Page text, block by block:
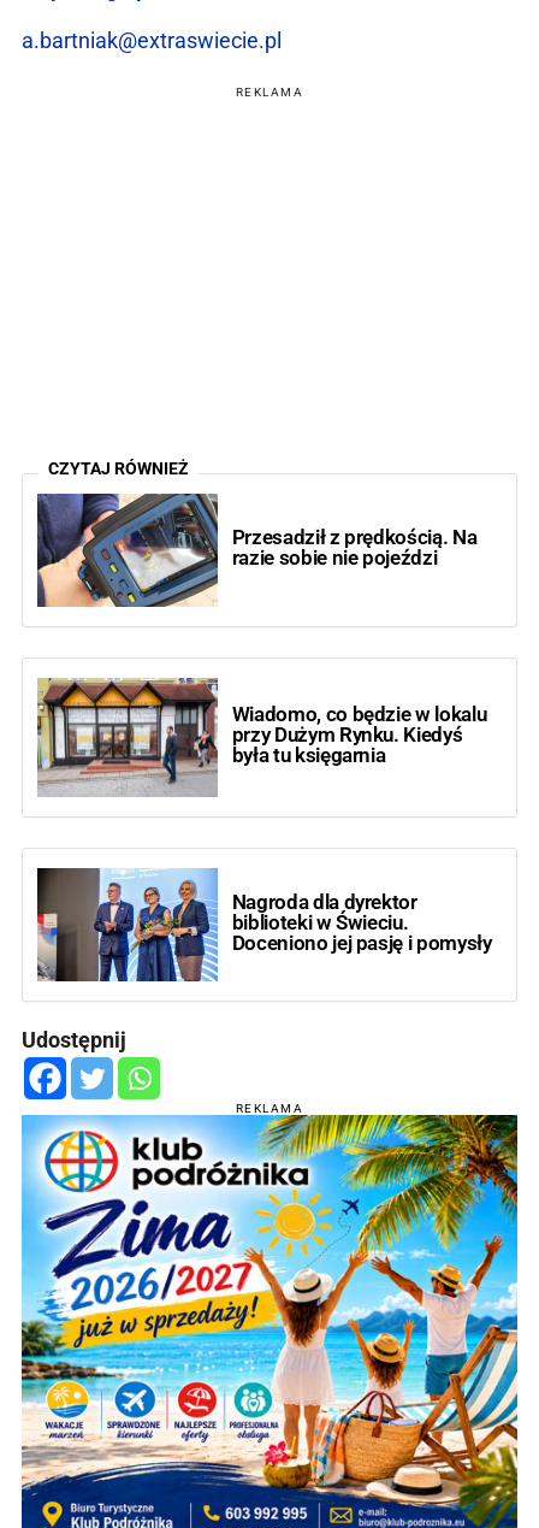
a.bartniak@extraswiecie.pl
REKLAMA
CZYTAJ RÓWNIEŻ
Przesadził z prędkością. Na
razie sobie nie pojeździ
Wiadomo, co będzie w lokalu
przy Dużym Rynku. Kiedyś
była tu księgarnia
Nagroda dla dyrektor
biblioteki w Świeciu.
Doceniono jej pasję i pomysły
Udostępnij
REKLAMA